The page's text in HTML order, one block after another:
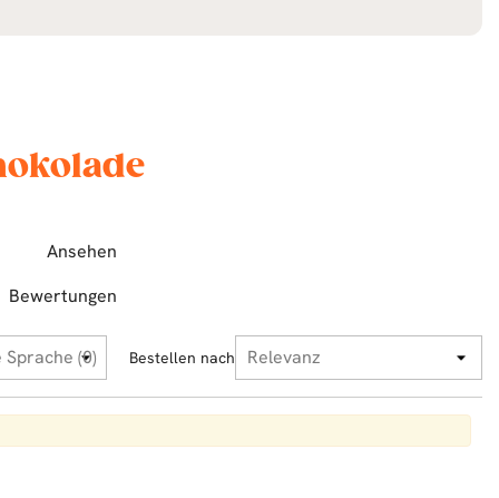
Ansehen
Bewertungen
Bestellen nach